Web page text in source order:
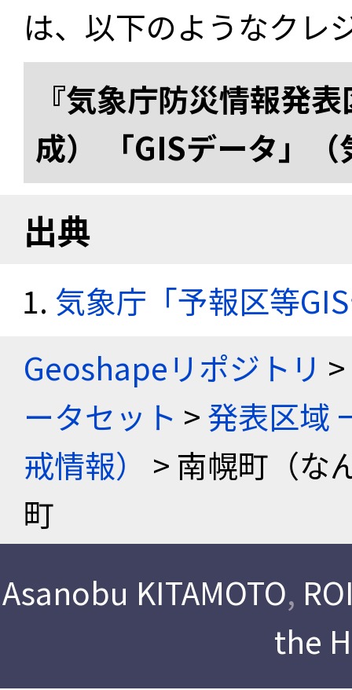
は、以下のようなクレ
『気象庁防災情報発
成） 「GISデータ」
出典
気象庁「予報区等
Geoshapeリポジトリ >
ータセット >発表区域
戒情報）
> 南幌町（な
町
Asanobu KITAMOTO,
the